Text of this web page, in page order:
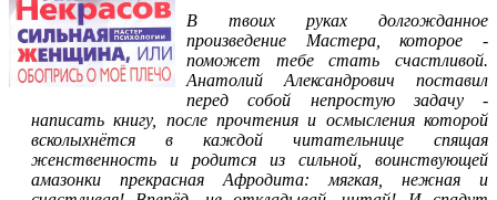
В твоих руках долгожданное
произведение Мастера, которое ­
поможет тебе стать счастливой.
Анатолий Александрович поставил
перед собой непростую задачу -
написать книгу, после прочтения и осмысления которой
всколыхнётся в каждой читательнице спящая
женственность и родится из сильной, воинствующей
амазонки прекрасная Афродита: мягкая, нежная и